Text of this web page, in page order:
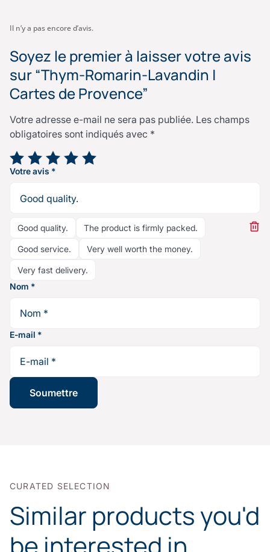
Il n’y a pas encore d’avis.
Soyez le premier à laisser votre avis
sur “Thym-Romarin-Lavandin |
Cartes de Provence”
Votre adresse e-mail ne sera pas publiée. Les champs
obligatoires sont indiqués avec *
Votre note*
Votre avis *
Good quality. The product is firmly packed.
Good service. Very well worth the money.
Very fast delivery.
Nom *
E-mail *
CURATED SELECTION
Similar products you'd